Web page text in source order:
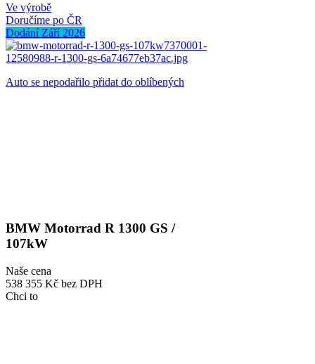
Ve výrobě
Doručíme po ČR
Dodání Září 2026
Auto se nepodařilo přidat do oblíbených
BMW Motorrad R 1300 GS /
107kW
Naše cena
538 355 Kč bez DPH
Chci to